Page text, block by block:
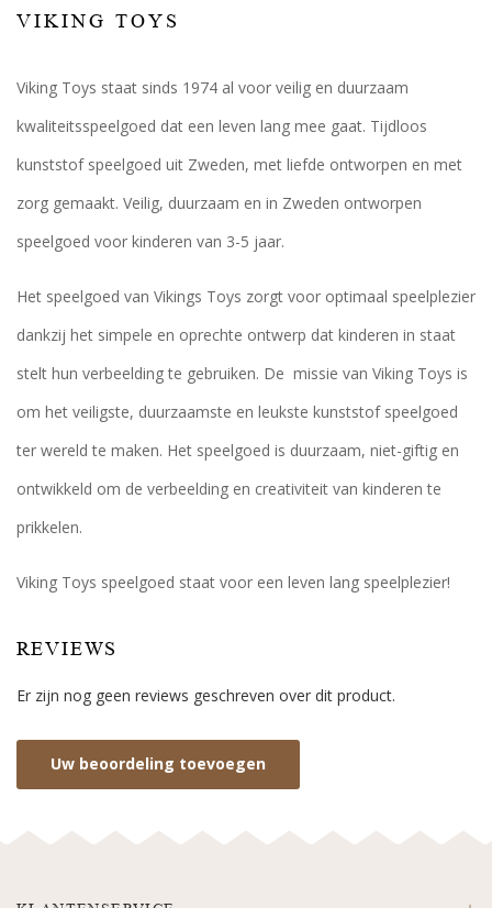
VIKING TOYS
Viking Toys staat sinds 1974 al voor veilig en duurzaam
kwaliteitsspeelgoed dat een leven lang mee gaat. Tijdloos
kunststof speelgoed uit Zweden, met liefde ontworpen en met
zorg gemaakt. Veilig, duurzaam en in Zweden ontworpen
speelgoed voor kinderen van 3-5 jaar.
Het speelgoed van Vikings Toys zorgt voor optimaal speelplezier
dankzij het simpele en oprechte ontwerp dat kinderen in staat
stelt hun verbeelding te gebruiken. De missie van Viking Toys is
om het veiligste, duurzaamste en leukste kunststof speelgoed
ter wereld te maken. Het speelgoed is duurzaam, niet-giftig en
ontwikkeld om de verbeelding en creativiteit van kinderen te
prikkelen.
Viking Toys speelgoed staat voor een leven lang speelplezier!
REVIEWS
Er zijn nog geen reviews geschreven over dit product.
Uw beoordeling toevoegen